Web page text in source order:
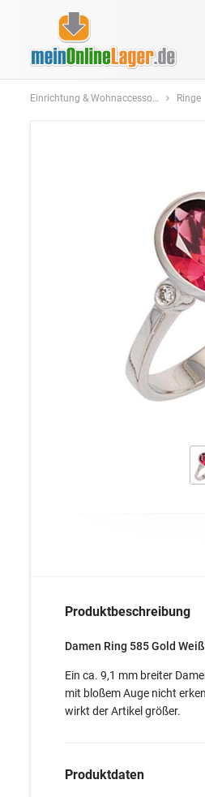
Einrichtung & Wohnaccessoires Ringe
Produktbeschreibung
Damen Ring 585 Gold
Ein ca. 9,1 mm breiter
mit bloßem Auge nicht
wirkt der Artikel größer.
Produktdaten